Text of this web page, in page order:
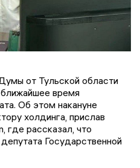
от Тульской области
время
Об этом накануне
холдинга, прислав
где рассказал, что
Государственной